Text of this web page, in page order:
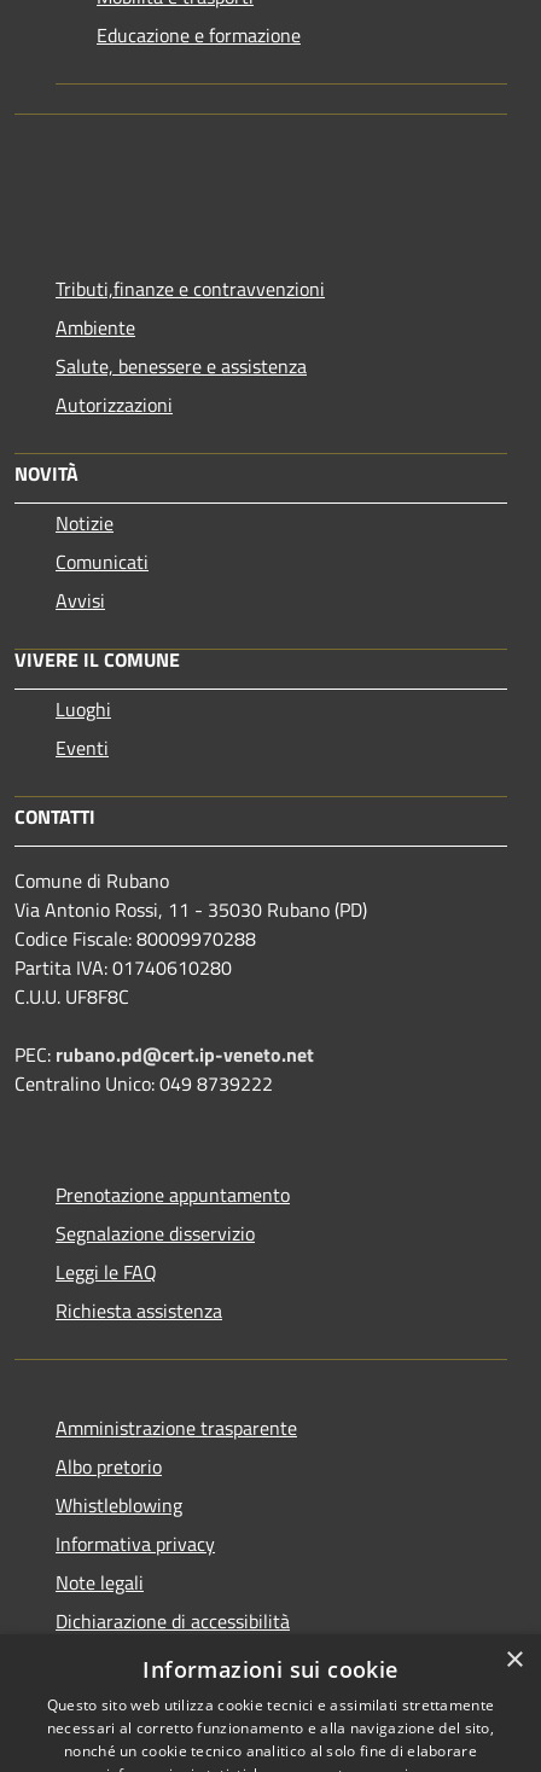
Educazione e formazione
Tributi,finanze e contravvenzioni
Ambiente
Salute, benessere e assistenza
Autorizzazioni
NOVITÀ
Notizie
Comunicati
Avvisi
VIVERE IL COMUNE
Luoghi
Eventi
CONTATTI
Comune di Rubano
Via Antonio Rossi, 11 - 35030 Rubano (PD)
Codice Fiscale: 80009970288
Partita IVA: 01740610280
C.U.U. UF8F8C
PEC: rubano.pd@cert.ip-veneto.net
Centralino Unico: 049 8739222
Prenotazione appuntamento
Segnalazione disservizio
Leggi le FAQ
Richiesta assistenza
Amministrazione trasparente
Albo pretorio
Whistleblowing
Informativa privacy
Note legali
Dichiarazione di accessibilità
Obiettivi di accessibilità 2026
×
Informazioni sui cookie
Questo sito web utilizza cookie tecnici e assimilati strettamente
necessari al corretto funzionamento e alla navigazione del sito,
nonché un cookie tecnico analitico al solo fine di elaborare